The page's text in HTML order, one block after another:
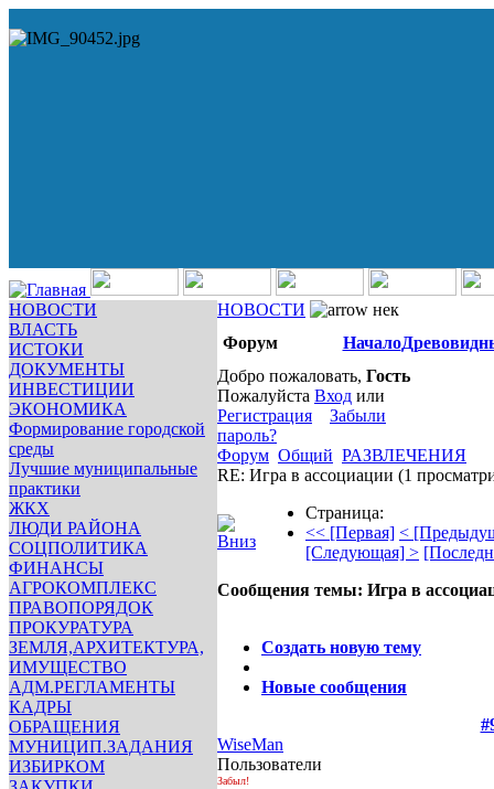
НОВОСТИ
ВЛАСТЬ
ИСТОКИ
ДОКУМЕНТЫ
ИНВЕСТИЦИИ
ЭКОНОМИКА
Формирование городской
среды
Лучшие муниципальные
практики
ЖКХ
ЛЮДИ РАЙОНА
СОЦПОЛИТИКА
ФИНАНСЫ
АГРОКОМПЛЕКС
ПРАВОПОРЯДОК
ПРОКУРАТУРА
ЗЕМЛЯ,АРХИТЕКТУРА,
ИМУЩЕСТВО
АДМ.РЕГЛАМЕНТЫ
КАДРЫ
ОБРАЩЕНИЯ
МУНИЦИП.ЗАДАНИЯ
ИЗБИРКОМ
НОВОСТИ
нек
Форум
Начало
Добро пожаловать, Гость
Пожалуйста Вход или
Регистрация
Забыли
пароль?
Форум Общий РАЗВЛЕЧЕНИЯ
RE: Игра в ассоциации (1
Страница:
<< [Первая] <
[Следующая] >
Сообщения темы: Игра в
Создать новую тему
Новые сообщения
WiseMan
Пользователи
Забыл!